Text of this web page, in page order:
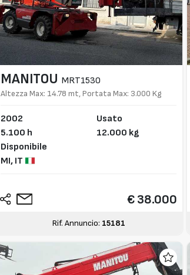
MANITOU MRT1530
Altezza Max: 14.78 mt, Portata Max: 3.000 Kg
2002
5.100 h
Disponibile
MI, IT
Usato
12.000 kg
€ 38.000
Rif. Annuncio: 15181